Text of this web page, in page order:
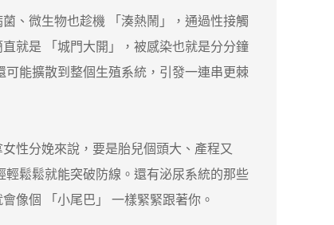
、微生物也趁機 「湊熱鬧」，通過性接觸
就是 「城門大開」，被感染也就是分分鐘
能擴散到整個生殖系統，引發一連串更棘
性分娩來說，要是胎兒個頭大、產程又
鬆鬆就能突破防線。還有泌尿系統的那些
像個 「小尾巴」 一樣緊緊跟著你。